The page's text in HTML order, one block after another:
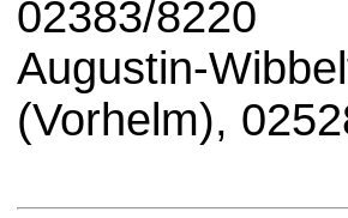
02383/8220
Augustin-
(Vorhelm),